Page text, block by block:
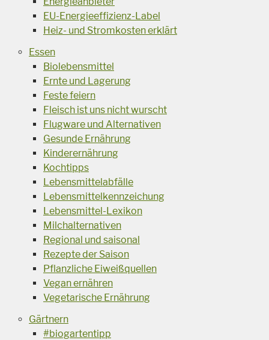
EU-Energieeffizienz-Label
Heiz- und Stromkosten erklärt
Essen
Biolebensmittel
Ernte und Lagerung
Feste feiern
Fleisch ist uns nicht wurscht
Flugware und Alternativen
Gesunde Ernährung
Kinderernährung
Kochtipps
Lebensmittelabfälle
Lebensmittelkennzeichung
Lebensmittel-Lexikon
Milchalternativen
Regional und saisonal
Rezepte der Saison
Pflanzliche Eiweißquellen
Vegan ernähren
Vegetarische Ernährung
Gärtnern
#biogartentipp